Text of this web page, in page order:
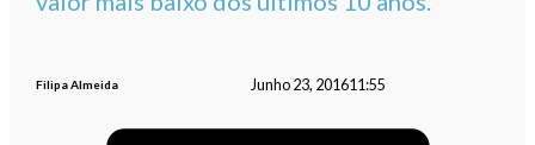
Filipa Almeida Junho 23, 201611:55